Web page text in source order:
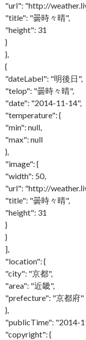
"url": "http://
"title": "曇時々晴",
"height": 31
}
},
{
"dateLabel": "明後日",
"telop": "曇時々晴",
"date": "2014-11-14",
"temperature": {
"min": null,
"max": null
},
"image": {
"width": 50,
"url": "http://
"title": "曇時々晴",
"height": 31
}
}
],
"location": {
"city": "京都",
"area": "近畿",
"prefecture": "京都府"
},
"publicTime": "2014-
"copyright": {